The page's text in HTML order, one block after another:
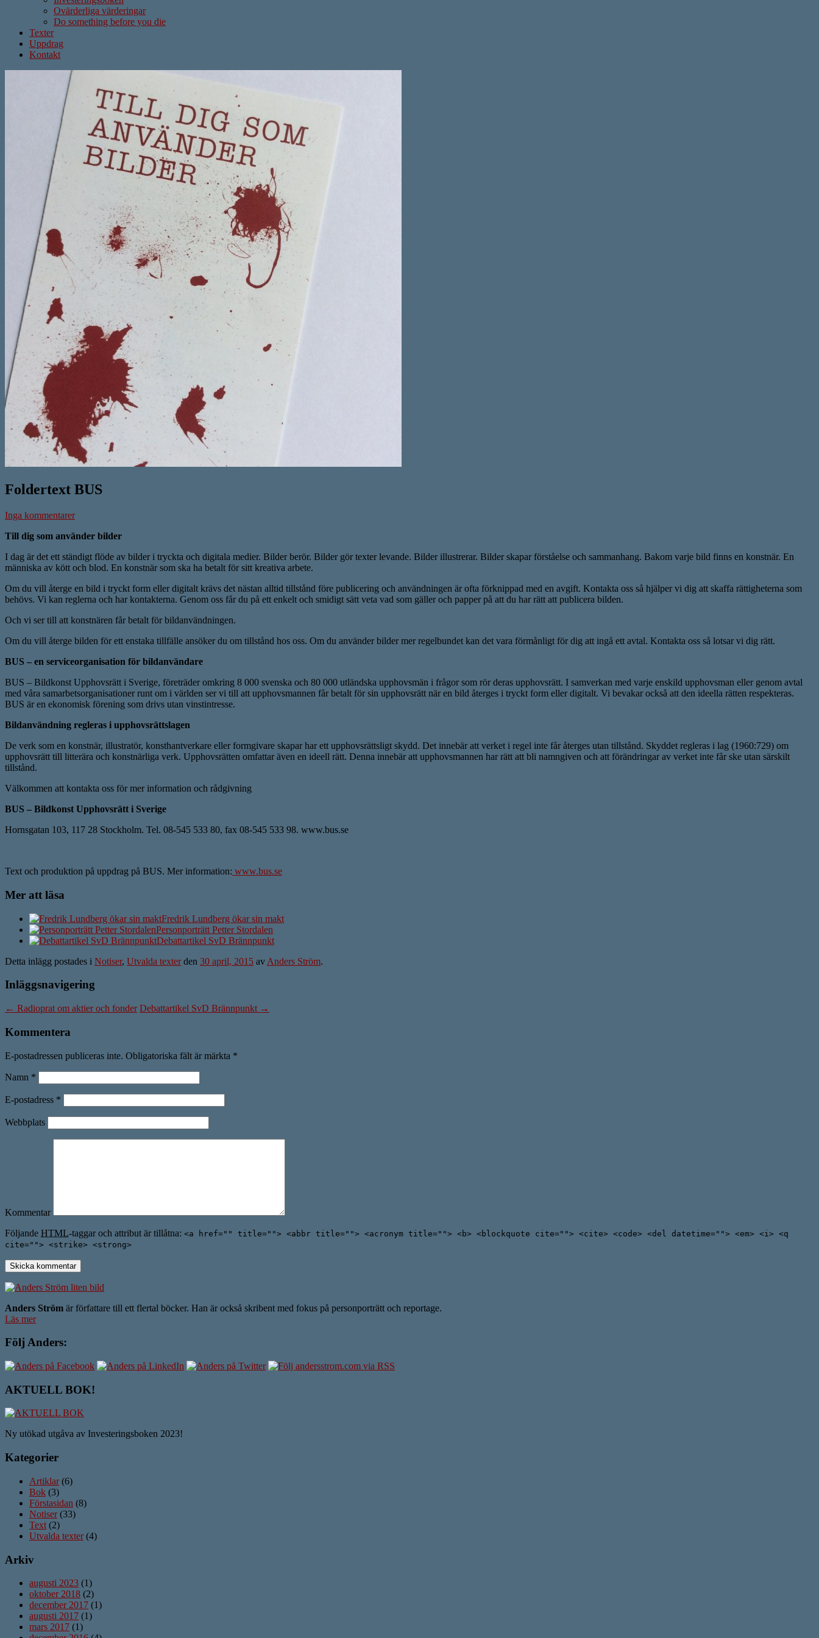
Ovärderliga värderingar
Do something before you die
Texter
Uppdrag
Kontakt
Foldertext BUS
Inga kommentarer
Till dig som använder bilder
I dag är det ett ständigt flöde av bilder i tryckta och digitala medier. Bilder berör. Bilder gör texter levande. Bilder illustrerar. Bilder skapar förståelse och sammanhang. Bakom varje bild finns en konstnär. En
människa av kött och blod. En konstnär som ska ha betalt för sitt kreativa arbete.
Om du vill återge en bild i tryckt form eller digitalt krävs det nästan alltid tillstånd före publicering och användningen är ofta förknippad med en avgift. Kontakta oss så hjälper vi dig att skaffa rättigheterna som
behövs. Vi kan reglerna och har kontakterna. Genom oss får du på ett enkelt och smidigt sätt veta vad som gäller och papper på att du har rätt att publicera bilden.
Och vi ser till att konstnären får betalt för bildanvändningen.
Om du vill återge bilden för ett enstaka tillfälle ansöker du om tillstånd hos oss. Om du använder bilder mer regelbundet kan det vara förmånligt för dig att ingå ett avtal. Kontakta oss så lotsar vi dig rätt.
BUS – en serviceorganisation för bildanvändare
BUS – Bildkonst Upphovsrätt i Sverige, företräder omkring 8 000 svenska och 80 000 utländska upphovsmän i frågor som rör deras upphovsrätt. I samverkan med varje enskild upphovsman eller genom avtal
med våra samarbetsorganisationer runt om i världen ser vi till att upphovsmannen får betalt för sin upphovsrätt när en bild återges i tryckt form eller digitalt. Vi bevakar också att den ideella rätten respekteras.
BUS är en ekonomisk förening som drivs utan vinstintresse.
Bildanvändning regleras i upphovsrättslagen
De verk som en konstnär, illustratör, konsthantverkare eller formgivare skapar har ett upphovsrättsligt skydd. Det innebär att verket i regel inte får återges utan tillstånd. Skyddet regleras i lag (1960:729) om
upphovsrätt till litterära och konstnärliga verk. Upphovsrätten omfattar även en ideell rätt. Denna innebär att upphovsmannen har rätt att bli namngiven och att förändringar av verket inte får ske utan särskilt
tillstånd.
Välkommen att kontakta oss för mer information och rådgivning
BUS – Bildkonst Upphovsrätt i Sverige
Hornsgatan 103, 117 28 Stockholm. Tel. 08-545 533 80, fax 08-545 533 98. www.bus.se
Text och produktion på uppdrag på BUS. Mer information: www.bus.se
Mer att läsa
Fredrik Lundberg ökar sin makt
Personporträtt Petter Stordalen
Debattartikel SvD Brännpunkt
Detta inlägg postades i Notiser, Utvalda texterden 30 april, 2015 av Anders Ström.
Inläggsnavigering
← Radioprat om aktier och fonder Debattartikel SvD Brännpunkt →
Kommentera
E-postadressen publiceras inte. Obligatoriska fält är märkta *
Namn *
E-postadress *
Webbplats
Kommentar
Följande HTML-taggar och attribut är tillåtna: <a href="" title=""> <abbr title=""> <acronym title=""> <b> <blockquote cite=""> <cite> <code> <del datetime=""> <em> <i> <q
cite=""> <strike> <strong>
Anders Ström är författare till ett flertal böcker. Han är också skribent med fokus på personporträtt och reportage.
Läs mer
Följ Anders:
AKTUELL BOK!
Ny utökad utgåva av Investeringsboken 2023!
Kategorier
Artiklar(6)
Bok (3)
Förstasidan (8)
Notiser(33)
Text (2)
Utvalda texter(4)
Arkiv
augusti 2023 (1)
oktober 2018 (2)
december 2017 (1)
augusti 2017 (1)
mars 2017 (1)